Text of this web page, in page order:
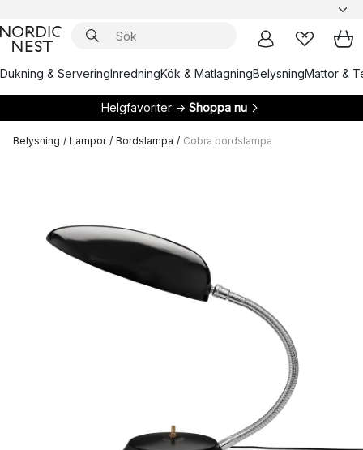
Dukning & ServeringInredningKök & MatlagningBelysningMattor &
Helgfavoriter → Shoppa nu
Belysning / Lampor / Bordslampa / Cobra bordslampa